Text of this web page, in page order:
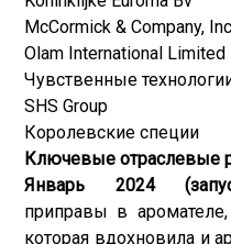
McCormick & Company,
Olam International Limited
Чувственные
SHS Group
Королевские специи
Ключевые отраслевые
Январь 2024
приправы в
которая вдохновила и